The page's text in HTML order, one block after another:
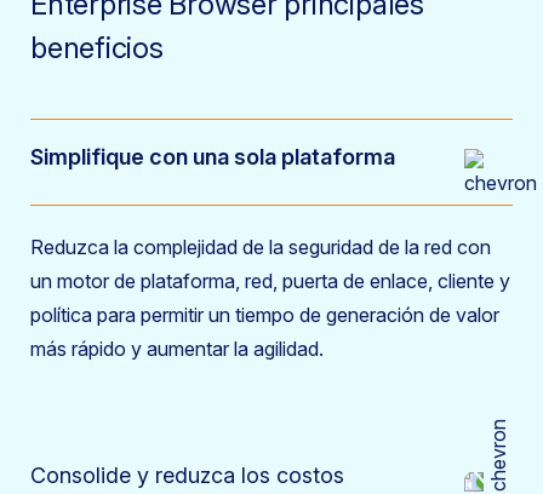
beneficios
Simplifique con una sola plataforma
Reduzca la complejidad de la seguridad de la red con
un motor de plataforma, red, puerta de enlace, cliente y
política para permitir un tiempo de generación de valor
más rápido y aumentar la agilidad.
Consolide y reduzca los costos